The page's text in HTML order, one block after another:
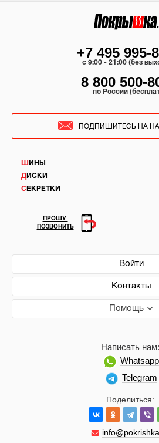
ШИНЫ
ДИСКИ
СЕКРЕТКИ
Войти
Контакты
Помощь
Поделиться:
Написать нам:
Whatsapp
Telegram
+7 495 995-
c 9:00 - 21:00 (без
8 800 500-
по России
ПОДПИШИТЕСЬ НА
ПРОШУ
ПОЗВОНИТЬ